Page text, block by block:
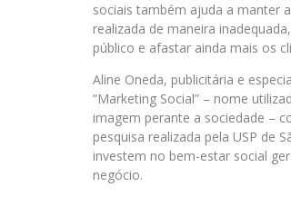
sociais também ajuda a manter
realizada de maneira
público e afastar ainda mais os
Aline Oneda, publicitária e
“Marketing Social” – nome
imagem perante a sociedade –
pesquisa realizada pela USP de
investem no bem-estar social
negócio.